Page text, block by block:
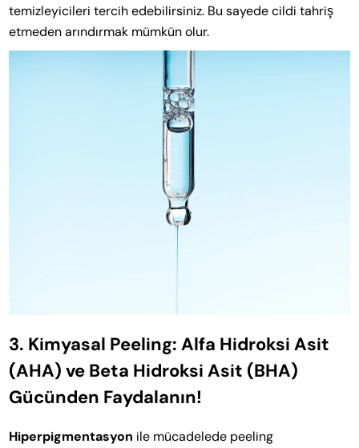
temizleyicileri tercih edebilirsiniz. Bu sayede cildi tahriş
etmeden arındırmak mümkün olur.
3. Kimyasal Peeling: Alfa Hidroksi Asit
(AHA) ve Beta Hidroksi Asit (BHA)
Gücünden Faydalanın!
Hiperpigmentasyon ile mücadelede peeling